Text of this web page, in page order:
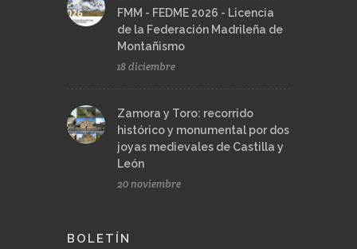
FMM - FEDME 2026 - Licencia
de la Federación Madrileña de
Montañismo
18 diciembre
Zamora y Toro: recorrido
histórico y monumental por dos
joyas medievales de Castilla y
León
20 noviembre
BOLETÍN